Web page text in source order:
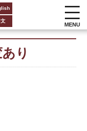
MENU
り